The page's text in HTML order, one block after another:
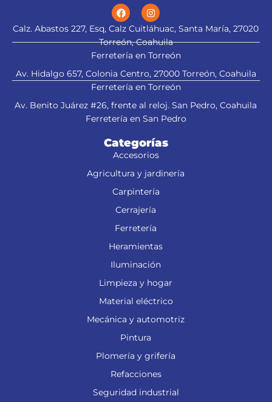
Calz. Abastos 227, Esq, Calz Cuitláhuac, Santa María, 27020
Torreón, Coahuila
Ferretería en Torreón
Av. Hidalgo 657, Colonia Centro, 27000 Torreón, Coahuila
Ferretería en Torreón
Av. Benito Juárez #26, frente al reloj. San Pedro, Coahuila
Ferretería en San Pedro
Categorías
Accesorios
Agricultura y jardinería
Carpintería
Cerrajería
Ferretería
Heramientas
Iluminación
Limpieza y hogar
Material eléctrico
Mecánica y automotriz
Pintura
Plomería y grifería
Refacciones
Seguridad industrial